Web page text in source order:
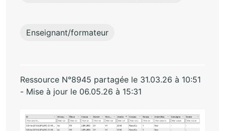
Enseignant/formateur
Ressource N°8945 partagée le 31.03.26 à 10:51
- Mise à jour le 06.05.26 à 15:31